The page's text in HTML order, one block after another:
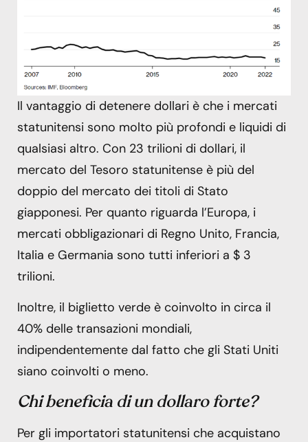
Il vantaggio di detenere dollari è che i mercati
statunitensi sono molto più profondi e liquidi di
qualsiasi altro. Con 23 trilioni di dollari, il
mercato del Tesoro statunitense è più del
doppio del mercato dei titoli di Stato
giapponesi. Per quanto riguarda l’Europa, i
mercati obbligazionari di Regno Unito, Francia,
Italia e Germania sono tutti inferiori a $ 3
trilioni.
Inoltre, il biglietto verde è coinvolto in circa il
40% delle transazioni mondiali,
indipendentemente dal fatto che gli Stati Uniti
siano coinvolti o meno.
Chi beneficia di un dollaro forte?
Per gli importatori statunitensi che acquistano